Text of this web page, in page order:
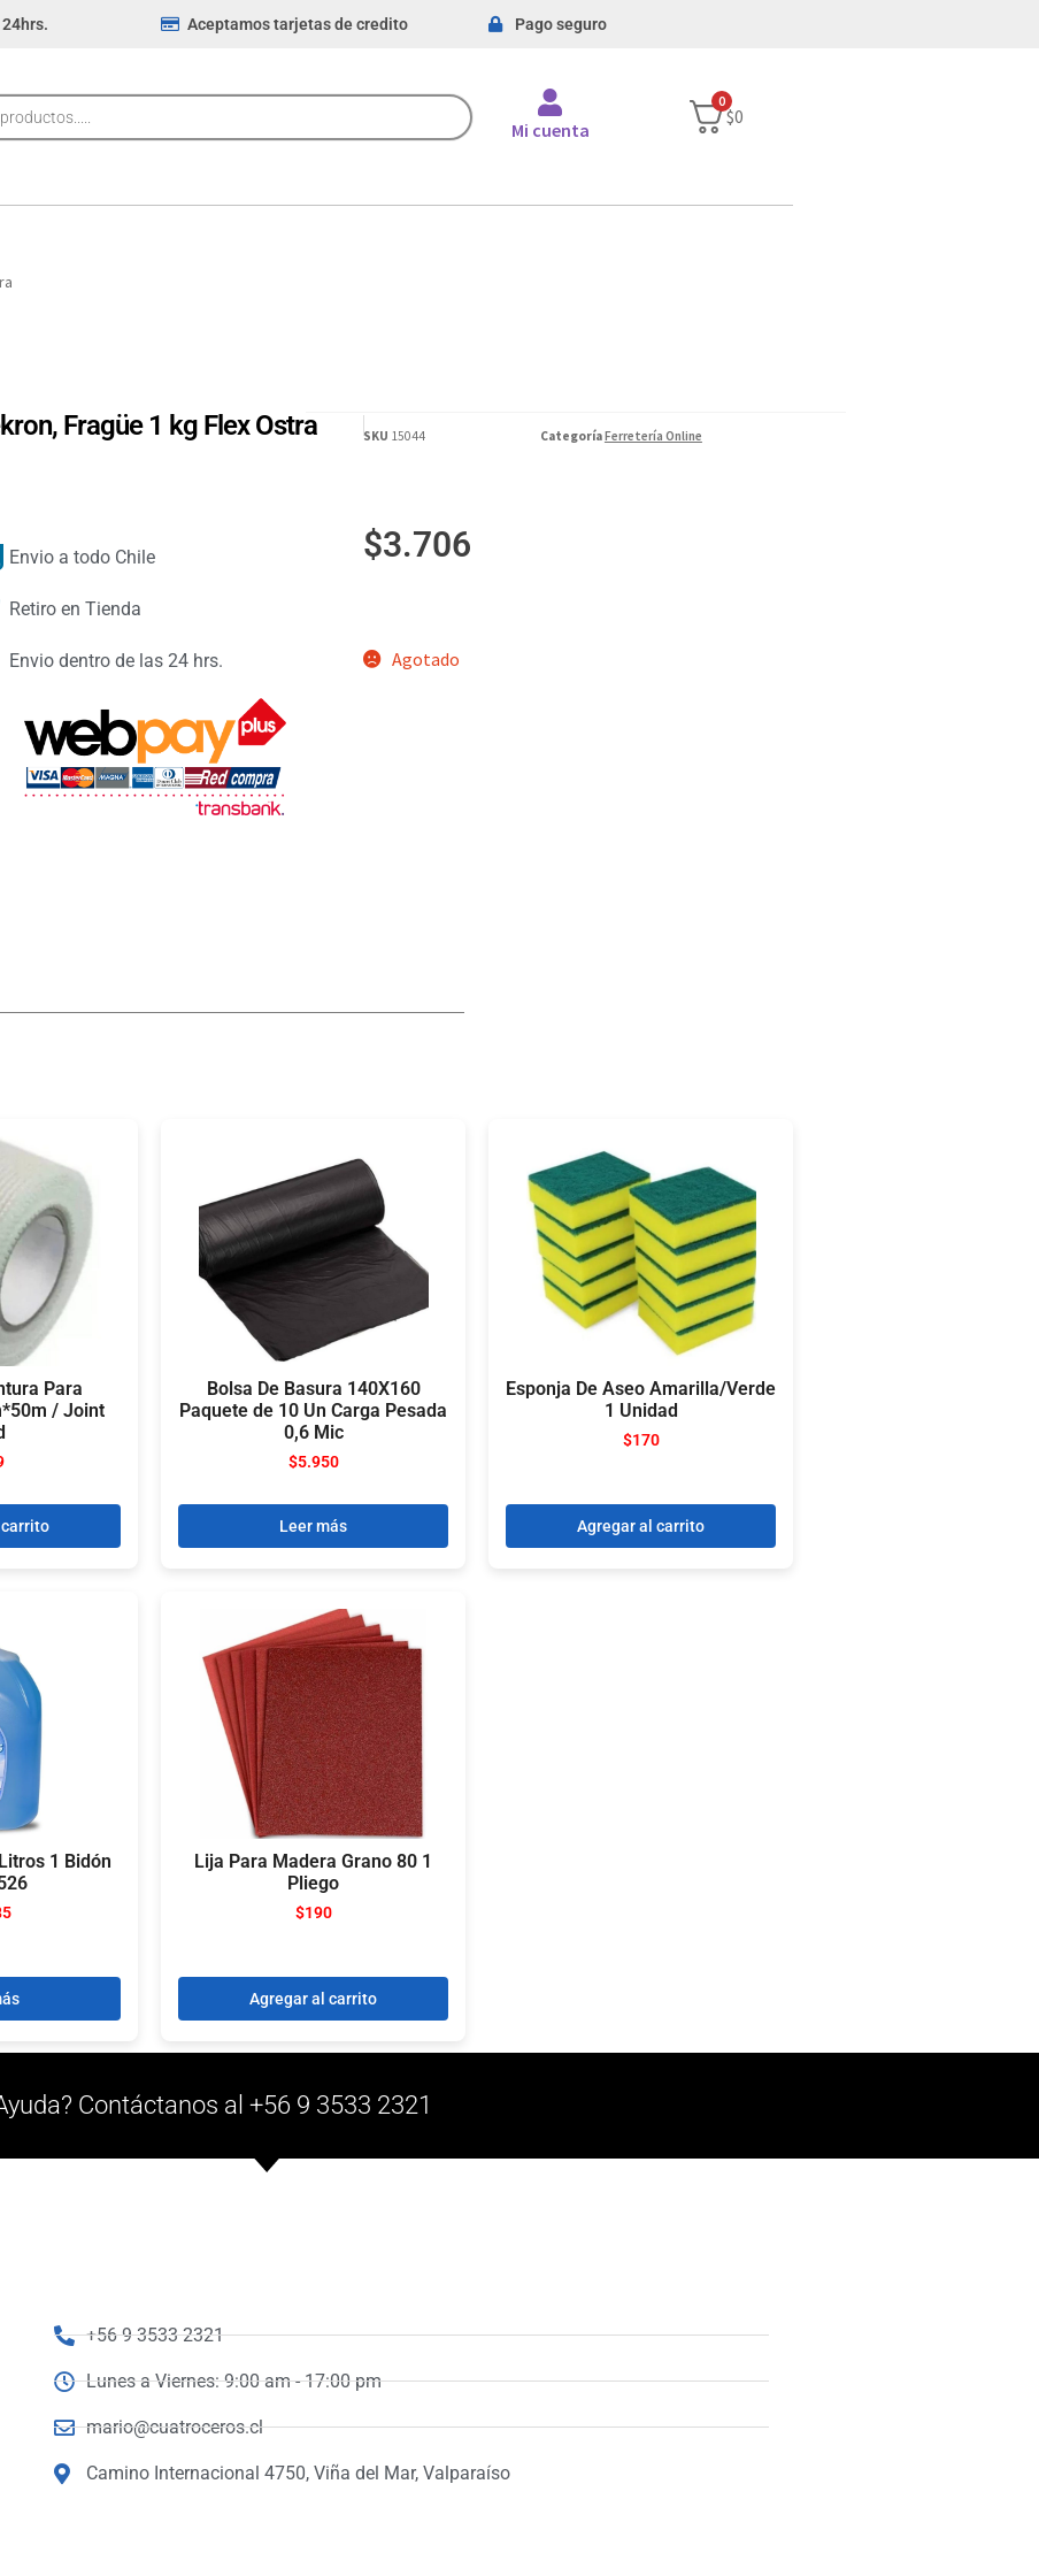
Aceptamos tarjetas de credito Pago seguro
Mi cuenta
0
$0
Fragüe 1 kg Flex Ostra
Envio a todo Chile
Retiro en Tienda
Envio dentro de las 24 hrs.
SKU 15044 CategoríaFerretería Online
$3.706
Agotado
Para
/ Joint
Bolsa De Basura 140X160
Paquete de 10 Un Carga Pesada
0,6 Mic
$5.950
Leer más
Esponja De Aseo Amarilla/Verde
1 Unidad
$170
Agregar al carrito
1 Bidón
Lija Para Madera Grano 80 1
Pliego
$190
Agregar al carrito
Contáctanos al +56 9 3533 2321
+56 9 3533 2321
Lunes a Viernes: 9:00 am - 17:00 pm
mario@cuatroceros.cl
Camino Internacional 4750, Viña del Mar, Valparaíso